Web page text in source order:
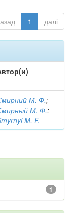
1 далі
М. Ф.;
М. Ф.;
M. F.
1